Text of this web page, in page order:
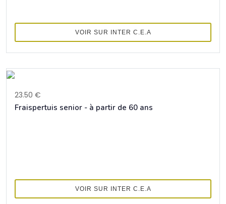
VOIR SUR INTER C.E.A
23.50 €
Fraispertuis senior - à partir de 60 ans
VOIR SUR INTER C.E.A